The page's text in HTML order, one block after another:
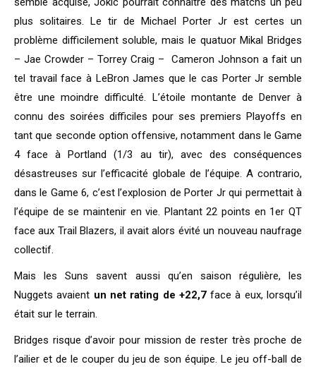
plus solitaires. Le tir de Michael Porter Jr est certes un
problème difficilement soluble, mais le quatuor Mikal Bridges
– Jae Crowder – Torrey Craig – Cameron Johnson a fait un
tel travail face à LeBron James que le cas Porter Jr semble
être une moindre difficulté. L’étoile montante de Denver à
connu des soirées difficiles pour ses premiers Playoffs en
tant que seconde option offensive, notamment dans le Game
4 face à Portland (1/3 au tir), avec des conséquences
désastreuses sur l’efficacité globale de l’équipe. A contrario,
dans le Game 6, c’est l’explosion de Porter Jr qui permettait à
l’équipe de se maintenir en vie. Plantant 22 points en 1er QT
face aux Trail Blazers, il avait alors évité un nouveau naufrage
collectif.
Mais les Suns savent aussi qu’en saison régulière, les
Nuggets avaient un net rating de +22,7face à eux, lorsqu’il
était sur le terrain.
Bridges risque d’avoir pour mission de rester très proche de
l’ailier et de le couper du jeu de son équipe. Le jeu off-ball de